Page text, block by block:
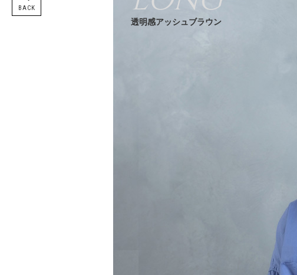
透明感アッシュブラウン
BACK